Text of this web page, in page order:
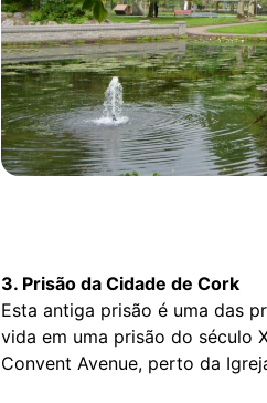
3. Prisão da Cidade de Cork
Esta antiga prisão é uma das
vida em uma prisão do século
Convent Avenue, perto da